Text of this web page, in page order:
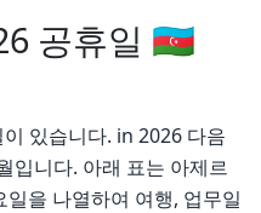
공휴일 🇦🇿
있습니다. in 2026 다음
입니다. 아래 표는 아제르
을 나열하여 여행, 업무일